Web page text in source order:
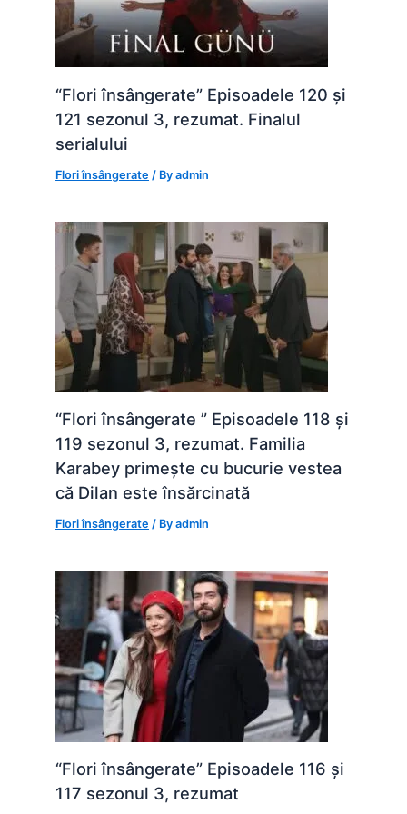
“Flori însângerate” Episoadele 120 și
121 sezonul 3, rezumat. Finalul
serialului
Flori însângerate / Byadmin
“Flori însângerate ” Episoadele 118 și
119 sezonul 3, rezumat. Familia
Karabey primește cu bucurie vestea
că Dilan este însărcinată
Flori însângerate / Byadmin
“Flori însângerate” Episoadele 116 și
117 sezonul 3, rezumat